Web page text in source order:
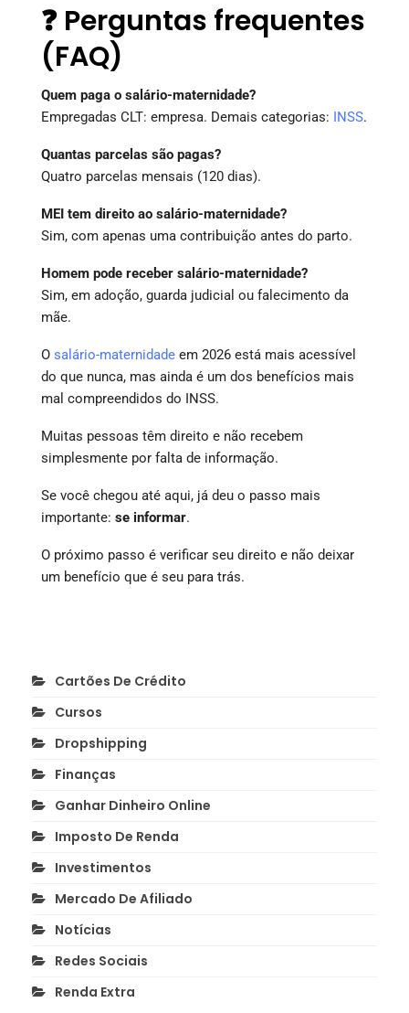
❓ Perguntas frequentes
(FAQ)
Quem paga o salário-maternidade?
Empregadas CLT: empresa. Demais categorias: INSS.
Quantas parcelas são pagas?
Quatro parcelas mensais (120 dias).
MEI tem direito ao salário-maternidade?
Sim, com apenas uma contribuição antes do parto.
Homem pode receber salário-maternidade?
Sim, em adoção, guarda judicial ou falecimento da
mãe.
O salário-maternidade em 2026 está mais acessível
do que nunca, mas ainda é um dos benefícios mais
mal compreendidos do INSS.
Muitas pessoas têm direito e não recebem
simplesmente por falta de informação.
Se você chegou até aqui, já deu o passo mais
importante: se informar.
O próximo passo é verificar seu direito e não deixar
um benefício que é seu para trás.
Cartões De Crédito
Cursos
Dropshipping
Finanças
Ganhar Dinheiro Online
Imposto De Renda
Investimentos
Mercado De Afiliado
Notícias
Redes Sociais
Renda Extra